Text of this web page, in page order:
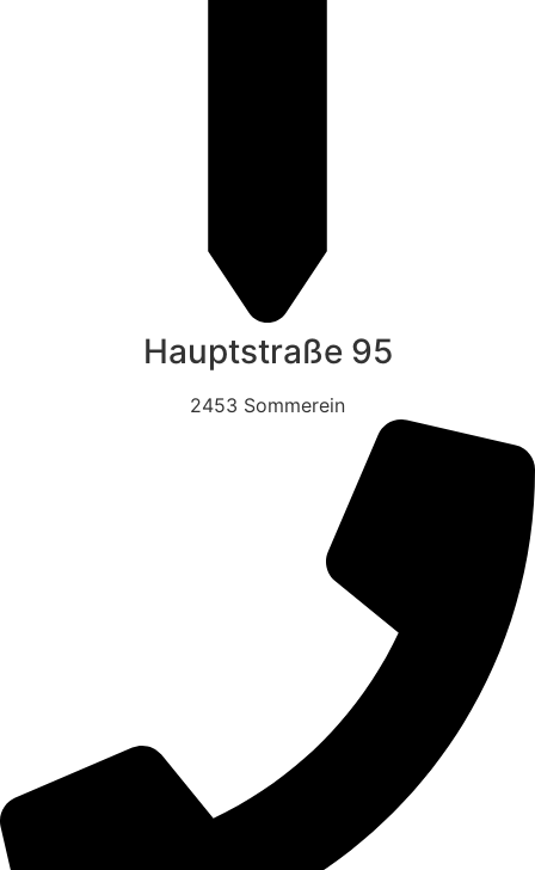
Hauptstraße 95
2453 Sommerein